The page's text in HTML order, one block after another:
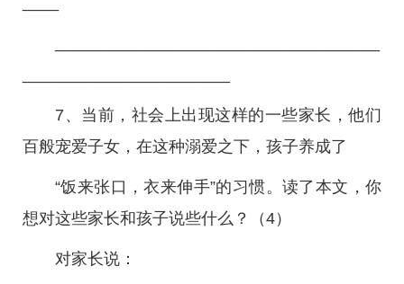
7、当前，社会上出现这样的一些家长，他们
百般宠爱子女，在这种溺爱之下，孩子养成了
“饭来张口，衣来伸手”的习惯。读了本文，你
想对这些家长和孩子说些什么？（4）
对家长说：